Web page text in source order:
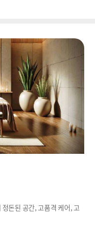
돈된 공간, 고품격 케어, 고